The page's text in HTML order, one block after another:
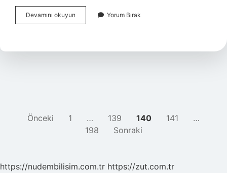
Devamını okuyun
Tayfur
Sözleri
Yorum Bırak
YAZI
SAYFALAMASI
Önceki 1 … 139 140 141
…
198
Sonraki
https://nudembilisim.com.tr https://zut.com.tr